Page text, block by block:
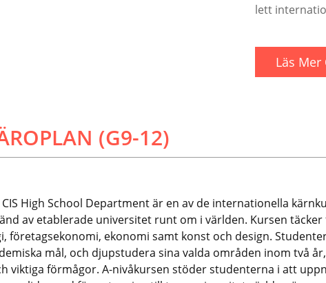
lett
Läs
(G9-12)
High School Department är en av de internationella
av etablerade universitet runt om i världen. Kursen
företagsekonomi, ekonomi samt konst och design.
mål, och djupstudera sina valda områden inom två
viktiga förmågor. A-nivåkursen stöder studenterna i att